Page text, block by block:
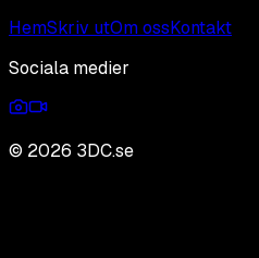
HemSkriv utOm ossKontakt
Sociala medier
© 2026 3DC.se